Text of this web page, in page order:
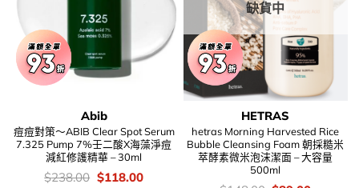
Abib
痘痘對策～ABIB Clear Spot Serum
7.325 Pump 7%壬二酸X海藻淨痘
減紅修護精華 – 30ml
價
$238.00 Original
$118.00Current
缺貨中
HETRAS
hetras Morning Harvested Rice
Bubble Cleansing Foam 朝採糙米
萃酵素微米泡沫潔面 – 大容量
500ml